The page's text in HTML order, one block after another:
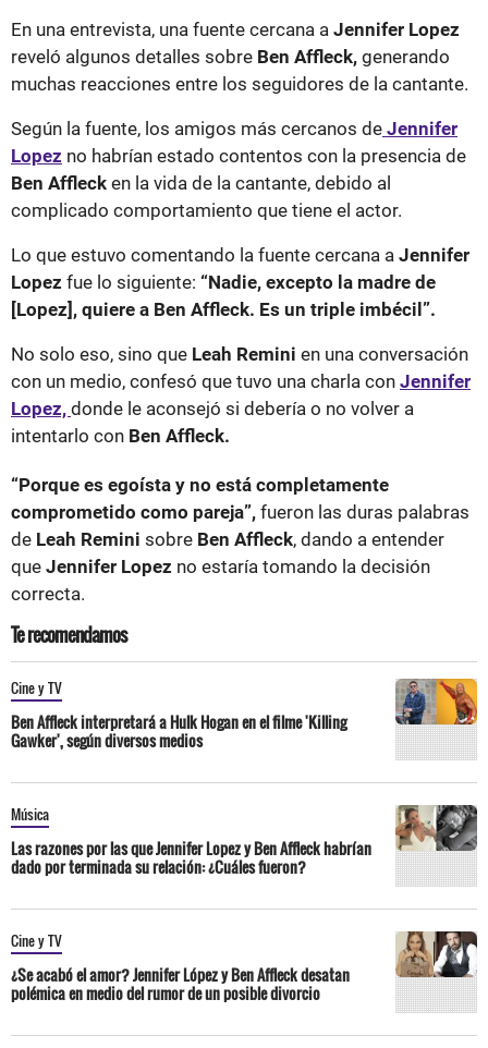
En una entrevista, una fuente cercana a Jennifer Lopez
reveló algunos detalles sobre Ben Affleck, generando
muchas reacciones entre los seguidores de la cantante.
Según la fuente, los amigos más cercanos de Jennifer
Lopez no habrían estado contentos con la presencia de
Ben Affleck en la vida de la cantante, debido al
complicado comportamiento que tiene el actor.
Lo que estuvo comentando la fuente cercana a Jennifer
Lopez fue lo siguiente: “Nadie, excepto la madre de
[Lopez], quiere a Ben Affleck. Es un triple imbécil”.
No solo eso, sino que Leah Remini en una conversación
con un medio, confesó que tuvo una charla con Jennifer
Lopez, donde le aconsejó si debería o no volver a
intentarlo con Ben Affleck.
“Porque es egoísta y no está completamente
comprometido como pareja”, fueron las duras palabras
de Leah Remini sobre Ben Affleck, dando a entender
que Jennifer Lopez no estaría tomando la decisión
correcta.
Te recomendamos
Cine y TV
Ben Affleck interpretará a Hulk Hogan en el filme 'Killing
Gawker', según diversos medios
Música
Las razones por las que Jennifer Lopez y Ben Affleck habrían
dado por terminada su relación: ¿Cuáles fueron?
Cine y TV
¿Se acabó el amor? Jennifer López y Ben Affleck desatan
polémica en medio del rumor de un posible divorcio